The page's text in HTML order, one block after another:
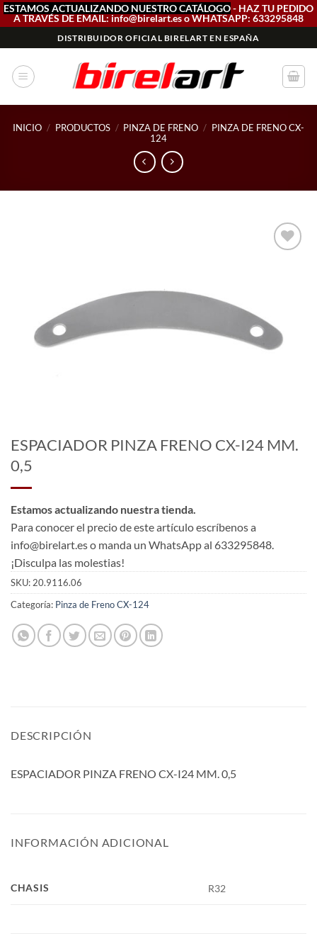
ESTAMOS ACTUALIZANDO NUESTRO CATÁLOGO- HAZ TU PEDIDO
A TRAVÉS DE EMAIL: info@birelart.es o WHATSAPP: 633295848
al
contenido
DISTRIBUIDOR OFICIAL BIRELART EN ESPAÑA
INICIO / PRODUCTOS / PINZA DE FRENO / PINZA DE FRENO CX-
124
ESPACIADOR PINZA FRENO CX-I24 MM.
0,5
Estamos actualizando nuestra tienda.
Para conocer el precio de este artículo escríbenos a
info@birelart.es o manda un WhatsApp al 633295848.
¡Disculpa las molestias!
SKU: 20.9116.06
Categoría: Pinza de Freno CX-124
DESCRIPCIÓN
ESPACIADOR PINZA FRENO CX-I24 MM. 0,5
INFORMACIÓN ADICIONAL
CHASIS R32